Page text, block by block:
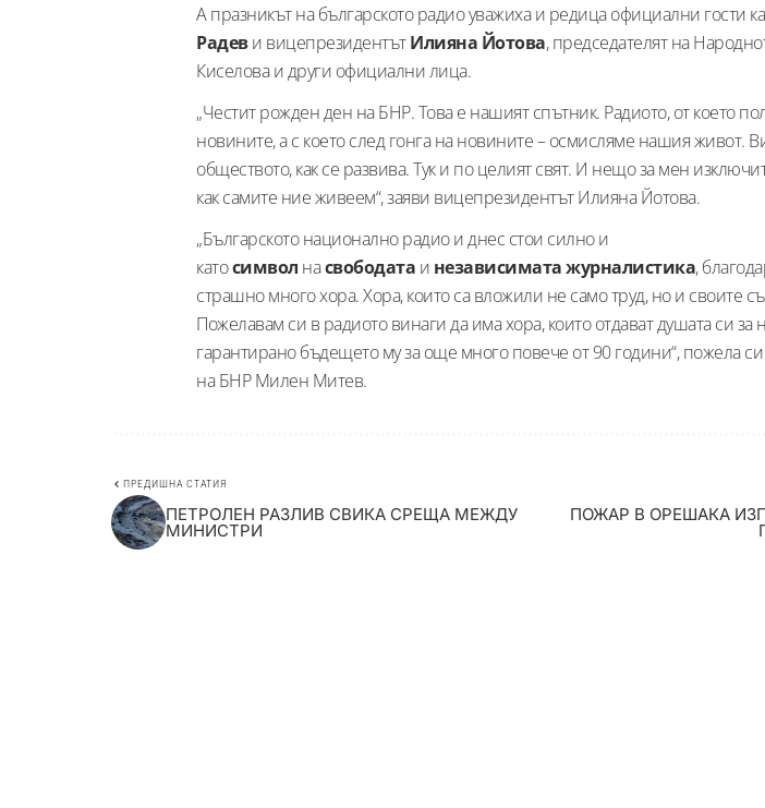
А празникът на българското радио уважиха и редица официални гости
Радеви вицепрезидентътИлияна Йотова, председателят на
Киселова и други официални лица.
„Честит рожден ден на БНР. Това е нашият спътник. Радиото, от което
новините, а с което след гонга на новините – осмисляме нашия живот.
обществото, как се развива. Тук и по целият свят. И нещо за мен
как самите ние живеем“, заяви вицепрезидентът Илияна Йотова.
„Българското национално радио и днес стои силно и
катосимвол насвободата и независимата журналистика,
страшно много хора. Хора, които са вложили не само труд, но и своите
Пожелавам си в радиото винаги да има хора, които отдават душата си за
гарантирано бъдещето му за още много повече от 90 години“, пожела
на БНР Милен Митев.
ПРЕДИШНА СТАТИЯ
ПЕТРОЛЕН РАЗЛИВ СВИКА СРЕЩА МЕЖДУ
МИНИСТРИ
ПОЖАР В ОРЕШАКА